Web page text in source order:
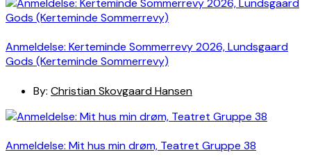
Anmeldelse: Kerteminde Sommerrevy 2026, Lundsgaard
Gods (Kerteminde Sommerrevy)
By: Christian Skovgaard Hansen
Anmeldelse: Mit hus min drøm, Teatret Gruppe 38